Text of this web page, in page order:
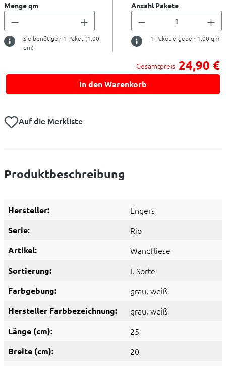
Menge qm
Sie benötigen 1 Paket (1.00
qm)
Anzahl Pakete
1 Paket ergeben 1.00 qm
Gesamtpreis 24,90 €
In den Warenkorb
Auf die Merkliste
Produktbeschreibung
Hersteller: Engers
Serie: Rio
Artikel: Wandfliese
Sortierung: I. Sorte
Farbgebung: grau, weiß
Hersteller Farbbezeichnung: grau, weiß
Länge (cm): 25
Breite (cm): 20